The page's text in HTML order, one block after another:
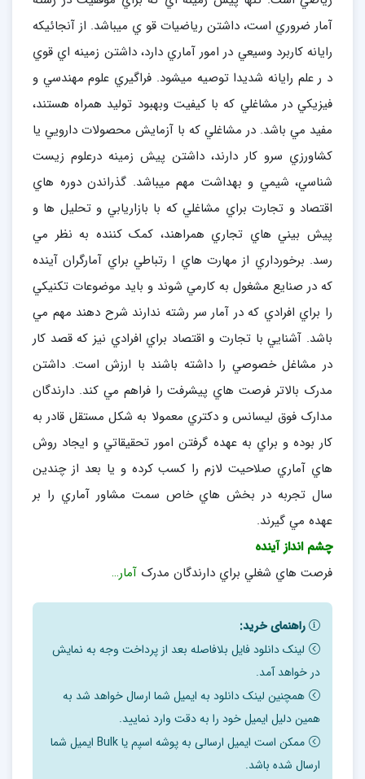
آمار ضروري است، داشتن رياضيات قو ي ميباشد. از آنجائيکه
رايانه کاربرد وسيعي در امور آماري دارد، داشتن زمينه اي قوي
د ر علم رايانه شديدا توصيه ميشود. فراگيري علوم مهندسي و
فيزيکي در مشاغلي که با کيفيت وبهبود توليد همراه هستند،
مفيد مي باشد. در مشاغلي که با آزمايش محصولات دارويي يا
کشاورزي سرو کار دارند، داشتن پيش زمينه درعلوم زيست
شناسي، شيمي و بهداشت مهم ميباشد. گذراندن دوره هاي
اقتصاد و تجارت براي مشاغلي که با بازاريابي و تحليل ها و
پيش بيني هاي تجاري همراهند، کمک کننده به نظر مي
رسد. برخورداري از مهارت هاي ا رتباطي براي آمارگران آينده
که در صنايع مشغول به کارمي شوند و بايد موضوعات تکنيکي
را براي افرادي که در آمار سر رشته ندارند شرح دهند مهم مي
باشد. آشنايي با تجارت و اقتصاد براي افرادي نيز که قصد کار
در مشاغل خصوصي را داشته باشند با ارزش است. داشتن
مدرک بالاتر فرصت هاي پيشرفت را فراهم مي کند. دارندگان
مدارک فوق ليسانس و دکتري معمولا به شکل مستقل قادر به
کار بوده و براي به عهده گرفتن امور تحقيقاتي و ايجاد روش
هاي آماري صلاحيت لازم را کسب کرده و يا بعد از چندين
سال تجربه در بخش هاي خاص سمت مشاور آماري را بر
عهده مي گيرند.
چشم انداز آينده
فرصت هاي شغلي براي دارندگان مدرک آمار…
راهنمای خرید:
لینک دانلود فایل بلافاصله بعد از پرداخت وجه به نمایش
در خواهد آمد.
همچنین لینک دانلود به ایمیل شما ارسال خواهد شد به
همین دلیل ایمیل خود را به دقت وارد نمایید.
ممکن است ایمیل ارسالی به پوشه اسپم یا Bulk ایمیل شما
ارسال شده باشد.